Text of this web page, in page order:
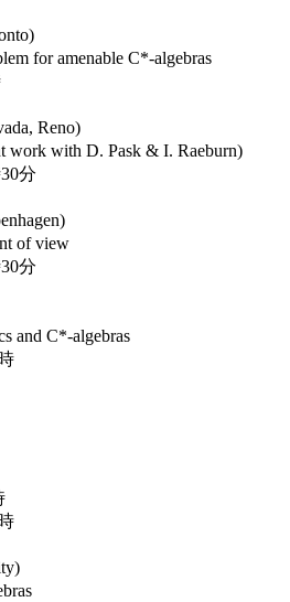
for amenable C*-algebras
Reno)
work with D. Pask & I. Raeburn)
分
of view
分
and C*-algebras